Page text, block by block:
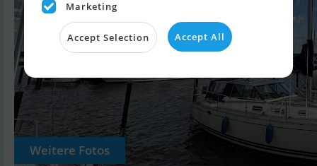
Weitere Fotos
Marketing
Accept Selection Accept All